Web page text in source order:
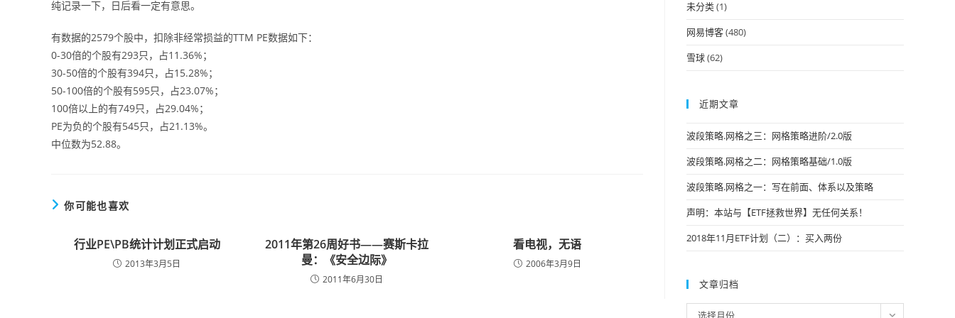
纯记录一下，日后看一定有意思。
有数据的2579个股中，扣除非经常损益的TTM PE数据如下：
0-30倍的个股有293只，占11.36%；
30-50倍的个股有394只，占15.28%；
50-100倍的个股有595只，占23.07%；
100倍以上的有749只，占29.04%；
PE为负的个股有545只，占21.13%。
中位数为52.88。
你可能也喜欢
行业PE\PB统计计划正式启动
2013年3月5日
2011年第26周好书——赛斯卡拉
曼：《安全边际》
2011年6月30日
看电视，无语
2006年3月9日
未分类(1)
网易博客(480)
雪球(62)
近期文章
波段策略.网格之三：网格策略进阶/2.0版
波段策略.网格之二：网格策略基础/1.0版
波段策略.网格之一：写在前面、体系以及策略
声明：本站与【ETF拯救世界】无任何关系！
2018年11月ETF计划（二）：买入两份
文章归档
选择月份